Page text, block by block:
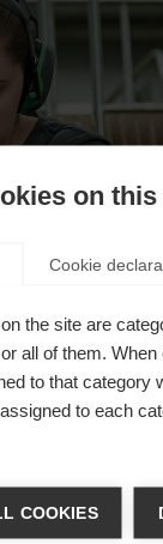
die
on this
Cookie
the site are
all of them.
to that category
to each
COOKIES